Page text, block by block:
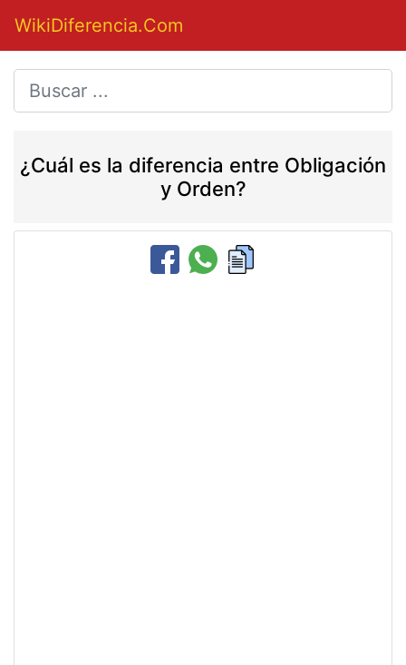
WikiDiferencia.Com
¿Cuál es la diferencia entre Obligación
y Orden?